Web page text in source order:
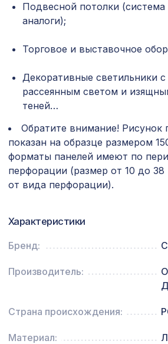
Перфорированная
8-28, 2800х1250мм, ХДФ,
Перфорированная
Перфорированная панель
1400х780мм, ХДФ, бук
плитки 42х42 см
Натуральные обои Cosca
Prints L5031, 0,91 x 5,5 м
Профиль кромочный,
Натуральные обои Cosca
(20х1000мм), медь
Подвесной потолки
аналоги);
Торговое и выставочное
Декоративные светильники
рассеянным светом и
теней…
Обратите внимание! Рисунок
показан на образце размером
форматы панелей имеют по
перфорации (размер от 10 до
от вида перфорации).
Характеристики
Бренд:
Производитель:
Страна происхождения:
Материал: